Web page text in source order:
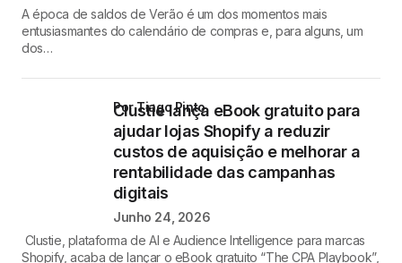
A época de saldos de Verão é um dos momentos mais
entusiasmantes do calendário de compras e, para alguns, um
dos…
Clustie lança eBook gratuito para
ajudar lojas Shopify a reduzir
custos de aquisição e melhorar a
rentabilidade das campanhas
digitais
por Tiago Pinto
Junho 24, 2026
Clustie, plataforma de AI e Audience Intelligence para marcas
Shopify, acaba de lançar o eBook gratuito “The CPA Playbook”,